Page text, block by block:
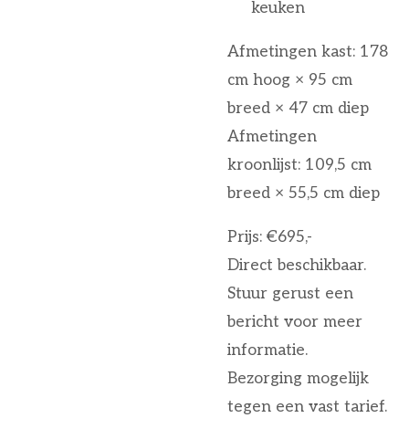
keuken
Afmetingen kast: 178
cm hoog × 95 cm
breed × 47 cm diep
Afmetingen
kroonlijst: 109,5 cm
breed × 55,5 cm diep
Prijs: €695,-
Direct beschikbaar.
Stuur gerust een
bericht voor meer
informatie.
Bezorging mogelijk
tegen een vast tarief.